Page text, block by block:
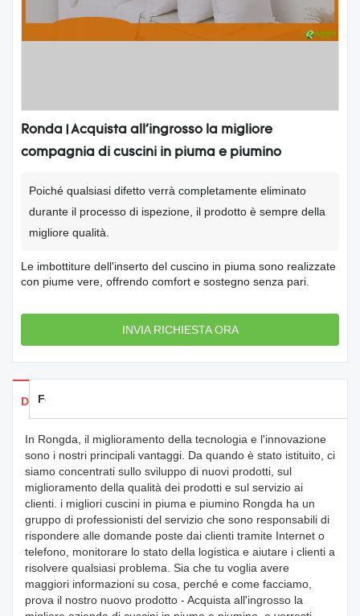
Ronda | Acquista all'ingrosso la migliore
compagnia di cuscini in piuma e piumino
Poiché qualsiasi difetto verrà completamente eliminato
durante il processo di ispezione, il prodotto è sempre della
migliore qualità.
Le imbottiture dell'inserto del cuscino in piuma sono realizzate
con piume vere, offrendo comfort e sostegno senza pari.
INVIA RICHIESTA ORA
Dettagli dei prodotti
Feedback
In Rongda, il miglioramento della tecnologia e l'innovazione
sono i nostri principali vantaggi. Da quando è stato istituito, ci
siamo concentrati sullo sviluppo di nuovi prodotti, sul
miglioramento della qualità dei prodotti e sul servizio ai
clienti. i migliori cuscini in piuma e piumino Rongda ha un
gruppo di professionisti del servizio che sono responsabili di
rispondere alle domande poste dai clienti tramite Internet o
telefono, monitorare lo stato della logistica e aiutare i clienti a
risolvere qualsiasi problema. Sia che tu voglia avere
maggiori informazioni su cosa, perché e come facciamo,
prova il nostro nuovo prodotto - Acquista all'ingrosso la